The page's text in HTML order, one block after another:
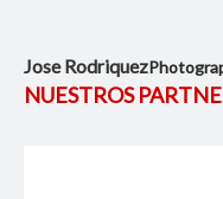
Jose Rodriquez
NUESTROS